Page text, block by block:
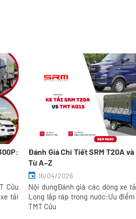
Cửu
tải
Đánh Giá Chi Tiết SRM T20A và
Từ A–Z
16/04/2026
Nội dungĐánh giá các dòng xe
Long lắp ráp trong nước:Ưu
TMT Cửu